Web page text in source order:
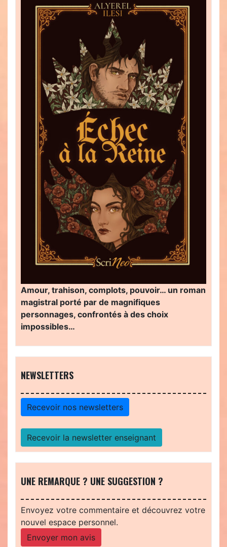
Amour, trahison, complots, pouvoir… un roman
magistral porté par de magnifiques
personnages, confrontés à des choix
impossibles…
NEWSLETTERS
Recevoir nos newsletters
Recevoir la newsletter enseignant
UNE REMARQUE ? UNE SUGGESTION ?
Envoyez votre commentaire et découvrez votre
nouvel espace personnel.
Envoyer mon avis